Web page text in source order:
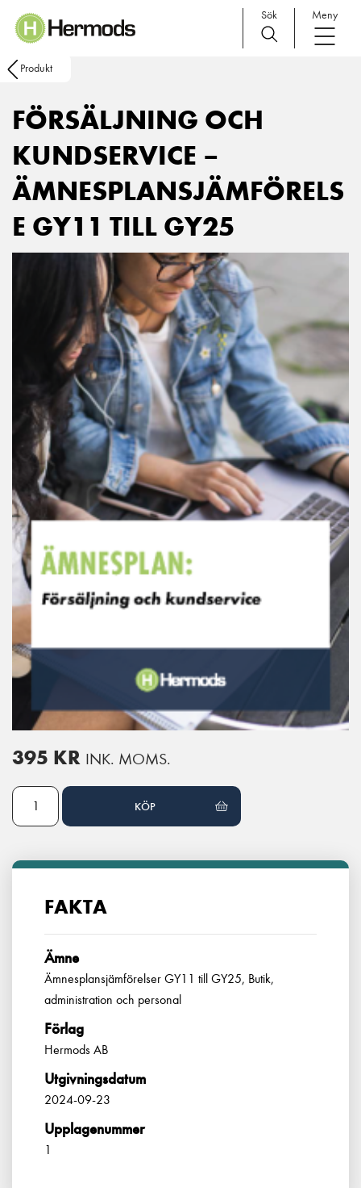
Main Navigation
Sök Meny
Produkt
FÖRSÄLJNING OCH
KUNDSERVICE –
ÄMNESPLANSJÄMFÖRELS
E GY11 TILL GY25
395 KR INK. MOMS.
Försäljning och kundservice - Ämnesplansjämförelse GY11 till GY25
KÖP
FAKTA
Ämne
Ämnesplansjämförelser GY11 till GY25, Butik,
administration och personal
Förlag
Hermods AB
Utgivningsdatum
2024-09-23
Upplagenummer
1